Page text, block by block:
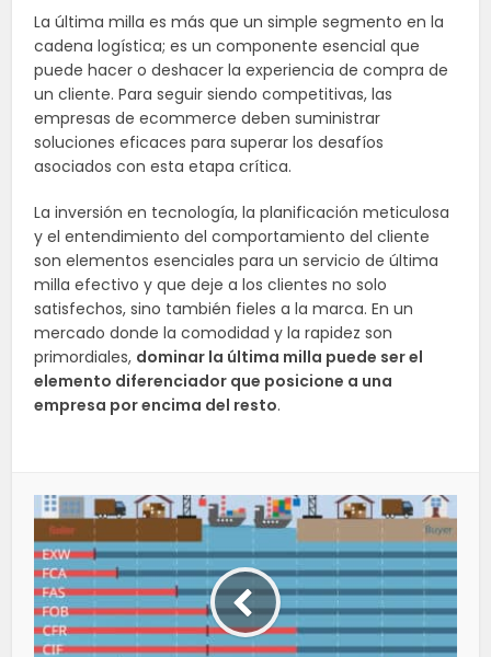
La última milla es más que un simple segmento en la
cadena logística; es un componente esencial que
puede hacer o deshacer la experiencia de compra de
un cliente. Para seguir siendo competitivas, las
empresas de ecommerce deben suministrar
soluciones eficaces para superar los desafíos
asociados con esta etapa crítica.
La inversión en tecnología, la planificación meticulosa
y el entendimiento del comportamiento del cliente
son elementos esenciales para un servicio de última
milla efectivo y que deje a los clientes no solo
satisfechos, sino también fieles a la marca. En un
mercado donde la comodidad y la rapidez son
primordiales, dominar la última milla puede ser el
elemento diferenciador que posicione a una
empresa por encima del resto.